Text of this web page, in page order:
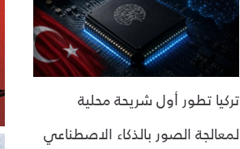
تركيا تطور أول شريحة محلية
لمعالجة الصور بالذكاء الاصطناعي